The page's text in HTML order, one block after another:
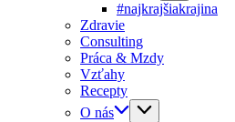
#najkrajšiakrajina
Zdravie
Consulting
Práca & Mzdy
Vzťahy
Recepty
O nás